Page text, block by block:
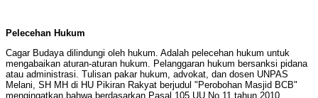
Pelecehan Hukum
Cagar Budaya dilindungi oleh hukum. Adalah pelecehan hukum untuk
mengabaikan aturan-aturan hukum. Pelanggaran hukum bersanksi pidana
atau administrasi. Tulisan pakar hukum, advokat, dan dosen UNPAS
Melani, SH MH di HU Pikiran Rakyat berjudul "Perobohan Masjid BCB"
mengingatkan bahwa berdasarkan Pasal 105 UU No 11 tahun 2010